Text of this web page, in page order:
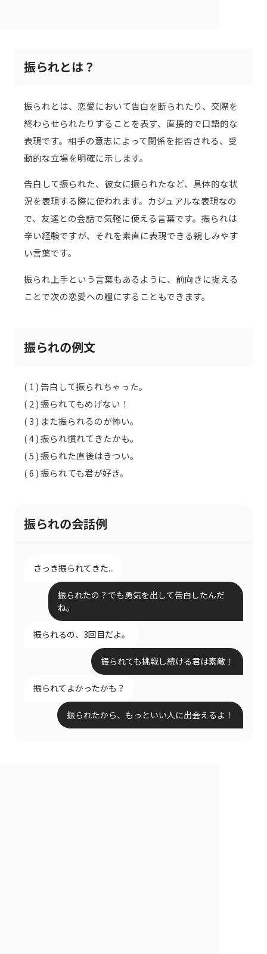
振られとは？
振られとは、恋愛において告白を断られたり、交際を
終わらせられたりすることを表す、直接的で口語的な
表現です。相手の意志によって関係を拒否される、受
動的な立場を明確に示します。
告白して振られた、彼女に振られたなど、具体的な状
況を表現する際に使われます。カジュアルな表現なの
で、友達との会話で気軽に使える言葉です。振られは
辛い経験ですが、それを素直に表現できる親しみやす
い言葉です。
振られ上手という言葉もあるように、前向きに捉える
ことで次の恋愛への糧にすることもできます。
振られの例文
( 1 ) 告白して振られちゃった。
( 2 ) 振られてもめげない！
( 3 ) また振られるのが怖い。
( 4 ) 振られ慣れてきたかも。
( 5 ) 振られた直後はきつい。
( 6 ) 振られても君が好き。
振られの会話例
さっき振られてきた...
振られたの？でも勇気を出して告白したんだ
ね。
振られるの、3回目だよ。
振られても挑戦し続ける君は素敵！
振られてよかったかも？
振られたから、もっといい人に出会えるよ！